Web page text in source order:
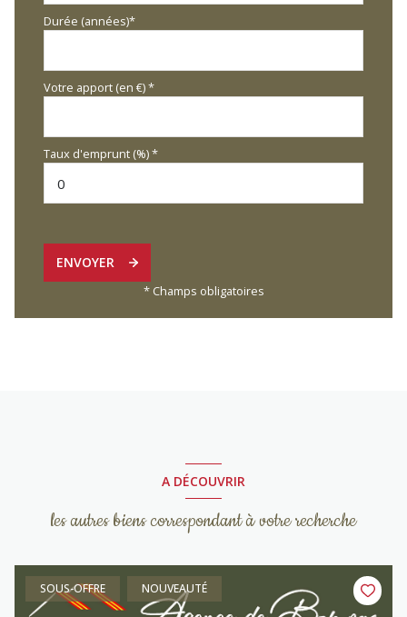
Durée (années)*
Votre apport (en €) *
Taux d'emprunt (%) *
ENVOYER
* Champs obligatoires
A DÉCOUVRIR
les autres biens correspondant à votre recherche
SOUS-OFFRE NOUVEAUTÉ